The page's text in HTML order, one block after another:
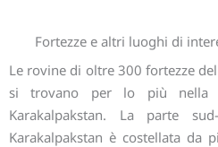
Fortezze e altri luoghi di
Le rovine di oltre 300 fortezze
si trovano per lo più nella
Karakalpakstan. La parte
Karakalpakstan è costellata da